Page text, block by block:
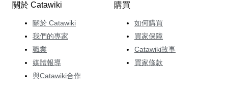
關於 Catawiki
關於 Catawiki
我們的專家
職業
媒體報導
與Catawiki合作
購買
如何購買
買家保障
Catawiki故事
買家條款